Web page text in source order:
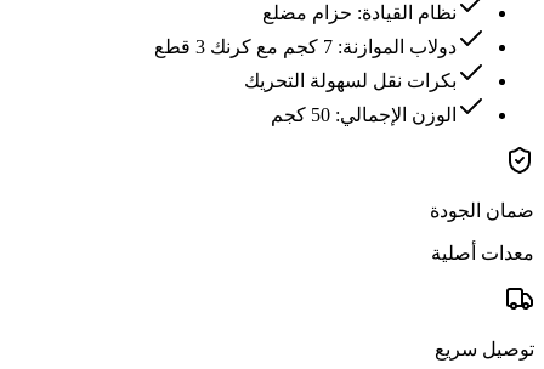
نظام القيادة: حزام مضلع
دولاب الموازنة: 7 كجم مع كرنك 3 قطع
بكرات نقل لسهولة التحريك
الوزن الإجمالي: 50 كجم
ضمان الجودة
معدات أصلية
توصيل سريع